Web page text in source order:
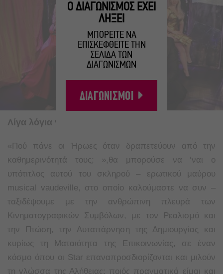
Λίγα λόγια για το έργο
«Πού πάνε οι Ήρωες όταν δραπετεύουν από την
καθημερινότητά τους; »,θα μπορούσε να ‘ναι ο
υπότιτλος αυτού του σκληρού – ερωτικού μαύρου
musical vaudeville, στο οποίο καλούμαστε να συν –
ταξιδέψουμε με την ανθρώπινη πλευρά των
Κινηματογραφικών Συμβόλων, με τον Ρεαλισμό και
την Πτώση, την Αυταπάρνηση της Δημιουργίας και
κυρίως τη Ματαιότητα της Επικοινωνίας, σε έναν
κόσμο όπου οι Star επαναπροσδιορίζονται και μιλούν
τη γλώσσα της Αλήθειας: ποιός πραγματικά είμαι και
Ο ΔΙΑΓΩΝΙΣΜΟΣ ΕΧΕΙ
ΛΗΞΕΙ
ΜΠΟΡΕΙΤΕ ΝΑ
ΕΠΙΣΚΕΦΘΕΙΤΕ ΤΗΝ
ΣΕΛΙΔΑ ΤΩΝ
ΔΙΑΓΩΝΙΣΜΩΝ
ΔΙΑΓΩΝΙΣΜΟΙ